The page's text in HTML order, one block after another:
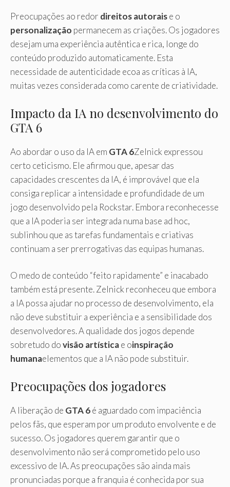
Preocupações ao redor direitos autoraise o
personalização permanecem as criações. Os jogadores
desejam uma experiência autêntica e rica, longe do
conteúdo produzido automaticamente. Esta
necessidade de autenticidade ecoa as críticas à IA,
muitas vezes considerada como carente de criatividade.
Impacto da IA ​​no desenvolvimento do
GTA 6
Ao abordar o uso da IA ​​em GTA 6Zelnick expressou
certo ceticismo. Ele afirmou que, apesar das
capacidades crescentes da IA, é improvável que ela
consiga replicar a intensidade e profundidade de um
jogo desenvolvido pela Rockstar. Embora reconhecesse
que a IA poderia ser integrada numa base ad hoc,
sublinhou que as tarefas fundamentais e criativas
continuam a ser prerrogativas das equipas humanas.
O medo de conteúdo “feito rapidamente” e inacabado
também está presente. Zelnick reconheceu que embora
a IA possa ajudar no processo de desenvolvimento, ela
não deve substituir a experiência e a sensibilidade dos
desenvolvedores. A qualidade dos jogos depende
sobretudo dovisão artísticae oinspiração
humanaelementos que a IA não pode substituir.
Preocupações dos jogadores
A liberação de GTA 6é aguardado com impaciência
pelos fãs, que esperam por um produto envolvente e de
sucesso. Os jogadores querem garantir que o
desenvolvimento não será comprometido pelo uso
excessivo de IA. As preocupações são ainda mais
pronunciadas porque a franquia é conhecida por sua